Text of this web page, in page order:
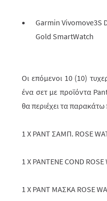
Garmin Vivomove3S
Gold SmartWatch
Οι επόμενοι 10 (10)
ένα σετ με προϊόντα
θα περιέχει τα παρακάτω
1 Χ PANT ΣΑΜΠ. ROSE
1 Χ PANTENE COND
1 Χ PANT ΜΑΣΚΑ ROSE